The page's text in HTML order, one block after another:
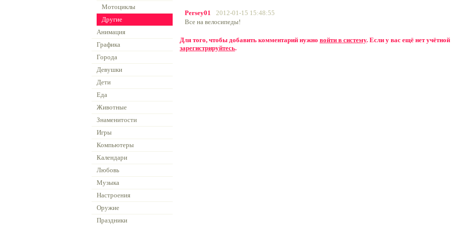
Мотоциклы
Другие
Анимация
Графика
Города
Девушки
Дети
Еда
Животные
Знаменитости
Игры
Компьютеры
Календари
Любовь
Музыка
Настроения
Оружие
Праздники
Persey01
2012-01-15 15:48:55
Все на велосипеды!
Для того, чтобы добавить комментарий нужно войти в систему. Если у вас ещё нет учётной
зарегистрируйтесь.